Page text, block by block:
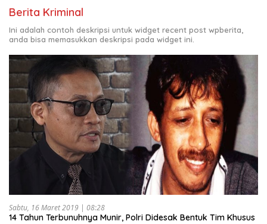
Berita Kriminal
Ini adalah contoh deskripsi untuk widget recent post wpberita,
anda bisa memasukkan deskripsi pada widget ini.
Sabtu, 16 Maret 2019 | 08:28
14 Tahun Terbunuhnya Munir, Polri Didesak Bentuk Tim Khusus